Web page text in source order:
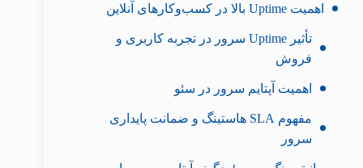
اهمیت Uptime بالا در کسب‌وکارهای آنلاین
تأثیر Uptime سرور در تجربه کاربری و
فروش
اهمیت آپتایم سرور در سئو
مفهوم SLA هاستینگ و ضمانت پایداری
سرور